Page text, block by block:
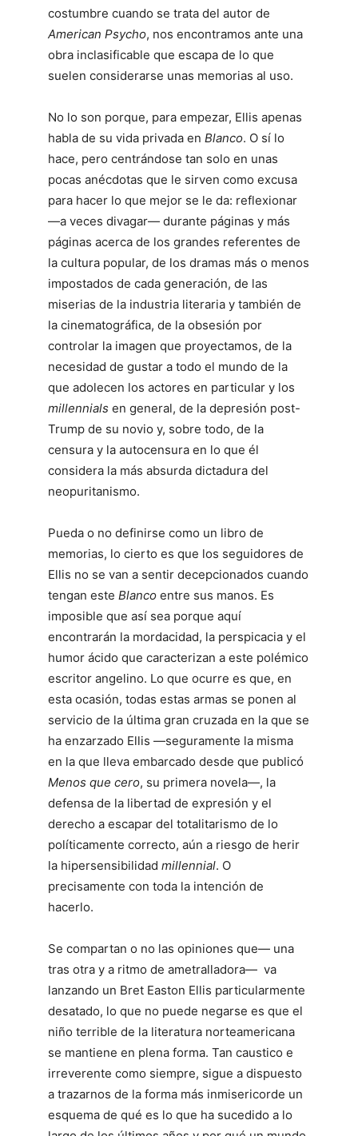
costumbre cuando se trata del autor de
American Psycho, nos encontramos ante una
obra inclasificable que escapa de lo que
suelen considerarse unas memorias al uso.
No lo son porque, para empezar, Ellis apenas
habla de su vida privada en Blanco. O sí lo
hace, pero centrándose tan solo en unas
pocas anécdotas que le sirven como excusa
para hacer lo que mejor se le da: reflexionar
―a veces divagar― durante páginas y más
páginas acerca de los grandes referentes de
la cultura popular, de los dramas más o menos
impostados de cada generación, de las
miserias de la industria literaria y también de
la cinematográfica, de la obsesión por
controlar la imagen que proyectamos, de la
necesidad de gustar a todo el mundo de la
que adolecen los actores en particular y los
millennials en general, de la depresión post-
Trump de su novio y, sobre todo, de la
censura y la autocensura en lo que él
considera la más absurda dictadura del
neopuritanismo.
Pueda o no definirse como un libro de
memorias, lo cierto es que los seguidores de
Ellis no se van a sentir decepcionados cuando
tengan este Blanco entre sus manos. Es
imposible que así sea porque aquí
encontrarán la mordacidad, la perspicacia y el
humor ácido que caracterizan a este polémico
escritor angelino. Lo que ocurre es que, en
esta ocasión, todas estas armas se ponen al
servicio de la última gran cruzada en la que se
ha enzarzado Ellis ―seguramente la misma
en la que lleva embarcado desde que publicó
Menos que cero, su primera novela―, la
defensa de la libertad de expresión y el
derecho a escapar del totalitarismo de lo
políticamente correcto, aún a riesgo de herir
la hipersensibilidad millennial. O
precisamente con toda la intención de
hacerlo.
Se compartan o no las opiniones que― una
tras otra y a ritmo de ametralladora― va
lanzando un Bret Easton Ellis particularmente
desatado, lo que no puede negarse es que el
niño terrible de la literatura norteamericana
se mantiene en plena forma. Tan caustico e
irreverente como siempre, sigue a dispuesto
a trazarnos de la forma más inmisericorde un
esquema de qué es lo que ha sucedido a lo